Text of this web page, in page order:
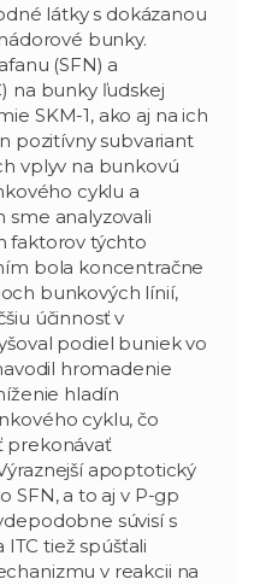
látky s dokázanou
bunky.
(SFN) a
na bunky ľudskej
SKM-1, ako aj na ich
pozitívny subvariant
vplyv na bunkovú
cyklu a
sme analyzovali
faktorov týchto
bola koncentračne
bunkových línií,
účinnosť v
podiel buniek vo
hromadenie
hladín
cyklu, čo
prekonávať
apoptotický
SFN, a to aj v P-gp
súvisí s
tiež spúšťali
v reakcii na